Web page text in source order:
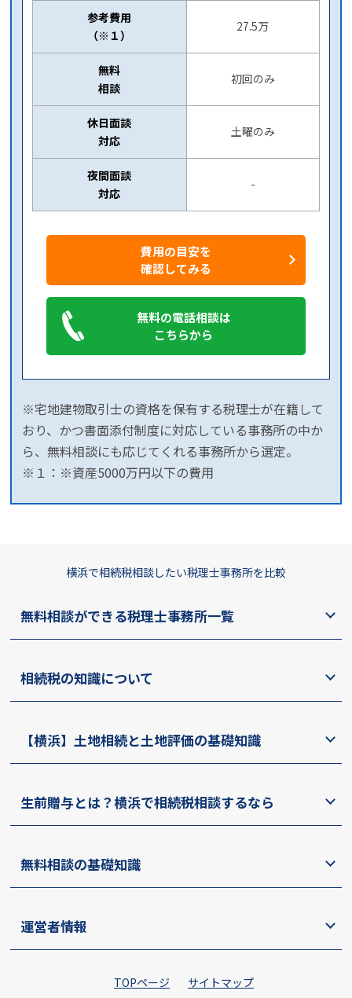
参考費用
（※１）
27.5万
無料
相談
初回のみ
休日面談
対応
土曜のみ
夜間面談
対応
-
費用の目安を
確認してみる
無料の電話相談は
こちらから
※宅地建物取引士の資格を保有する税理士が在籍して
おり、かつ書面添付制度に対応している事務所の中か
ら、無料相談にも応じてくれる事務所から選定。
※１：※資産5000万円以下の費用
横浜で相続税相談したい税理士事務所を比較
無料相談ができる税理士事務所一覧
相続税の知識について
【横浜】土地相続と土地評価の基礎知識
生前贈与とは？横浜で相続税相談するなら
無料相談の基礎知識
運営者情報
TOPページ サイトマップ